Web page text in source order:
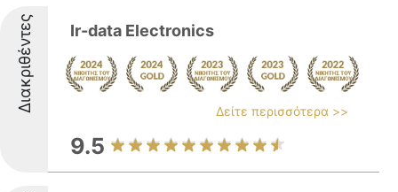
Διακριθέντες Ir-data Εlectronics
Δείτε περισσότερα >>
9.5